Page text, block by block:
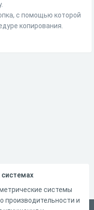
с помощью которой
копирования.
системах
системы
производительности и